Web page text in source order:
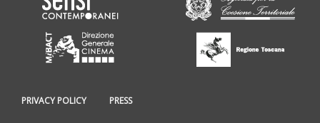
PRIVACY POLICY PRESS